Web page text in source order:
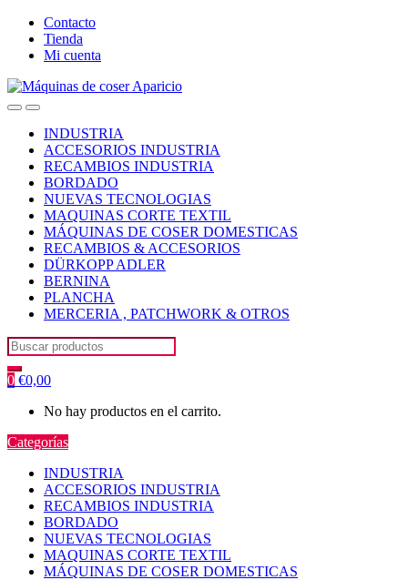
Skip
navigation
Skip
content
Contacto
Tienda
Mi cuenta
OpenClose
INDUSTRIA
ACCESORIOS INDUSTRIA
RECAMBIOS INDUSTRIA
BORDADO
NUEVAS TECNOLOGIAS
MAQUINAS CORTE TEXTIL
MÁQUINAS DE COSER DOMESTICAS
RECAMBIOS & ACCESORIOS
DÜRKOPP ADLER
BERNINA
PLANCHA
MERCERIA , PATCHWORK & OTROS
Search
for:
0 €0,00
No hay productos en el carrito.
Categorías
INDUSTRIA
ACCESORIOS INDUSTRIA
RECAMBIOS INDUSTRIA
BORDADO
NUEVAS TECNOLOGIAS
MAQUINAS CORTE TEXTIL
MÁQUINAS DE COSER DOMESTICAS